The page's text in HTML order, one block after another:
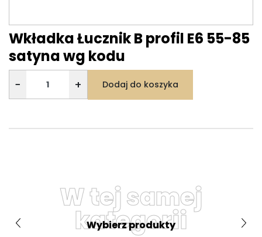
Wkładka Łucznik B profil E6 55-85
satyna wg kodu
− + Dodaj do koszyka
W tej samej
kategorii
Wybierz produkty